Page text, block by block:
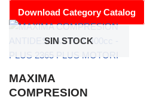
Download Category Catalog
SIN STOCK
MAXIMA
COMPRESION